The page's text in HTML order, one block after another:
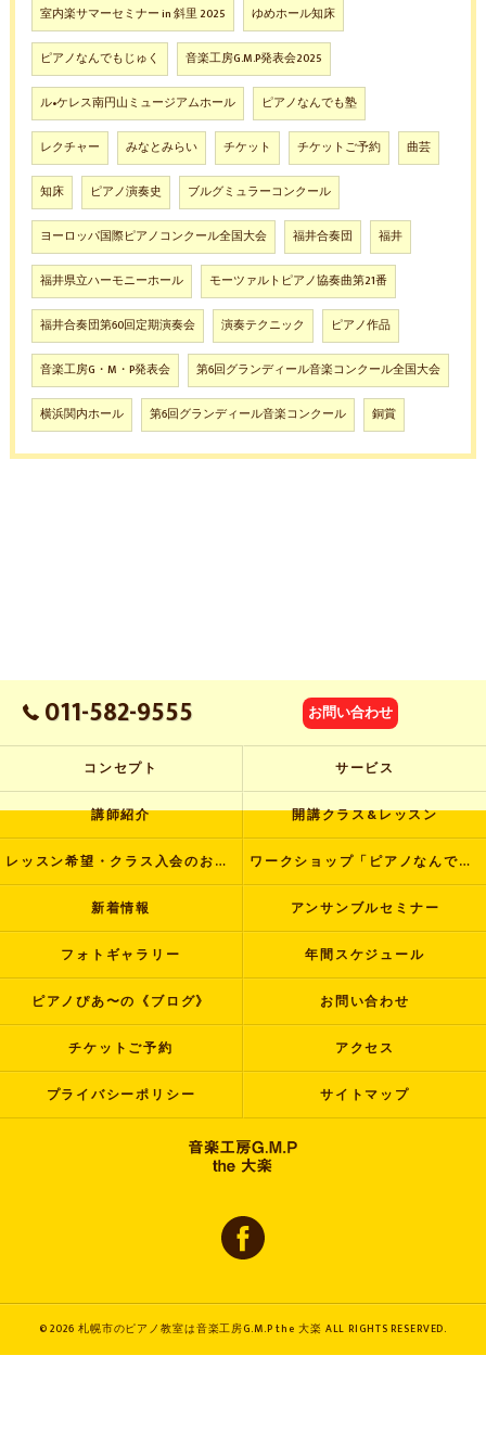
室内楽サマーセミナー in 斜里 2025 ゆめホール知床
ピアノなんでもじゅく 音楽工房G.M.P発表会2025
ル•ケレス南円山ミュージアムホール ピアノなんでも塾
レクチャー みなとみらい チケット チケットご予約 曲芸
知床 ピアノ演奏史 ブルグミュラーコンクール
ヨーロッパ国際ピアノコンクール全国大会 福井合奏団 福井
福井県立ハーモニーホール モーツァルトピアノ協奏曲第21番
福井合奏団第60回定期演奏会 演奏テクニック ピアノ作品
音楽工房G・M・P発表会 第6回グランディール音楽コンクール全国大会
横浜関内ホール 第6回グランディール音楽コンクール 銅賞
011-582-9555 お問い合わせ
コンセプト サービス
講師紹介 開講クラス&レッスン
レッスン希望・クラス入会のお申し込み ワークショップ「ピアノなんでも塾」
新着情報 アンサンブルセミナー
フォトギャラリー 年間スケジュール
ピアノぴあ〜の《ブログ》 お問い合わせ
チケットご予約 アクセス
プライバシーポリシー サイトマップ
© 2026 札幌市のピアノ教室は音楽工房G.M.P the 大楽 ALL RIGHTS RESERVED.